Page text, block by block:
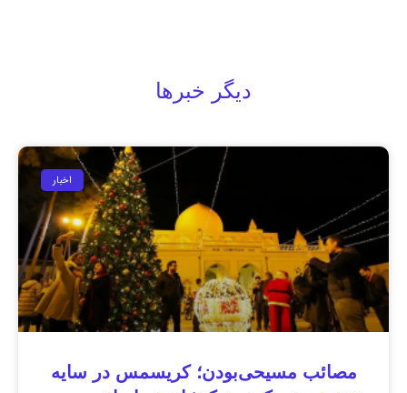
دیگر خبرها
اخبار
مصائب مسیحی‌بودن؛ کریسمس در سایه